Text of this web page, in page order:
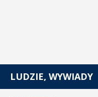
LUDZIE, WYWIADY